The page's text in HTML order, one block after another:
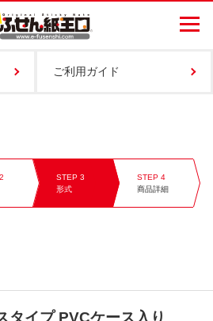
ご利用ガイド
形式 商品詳細